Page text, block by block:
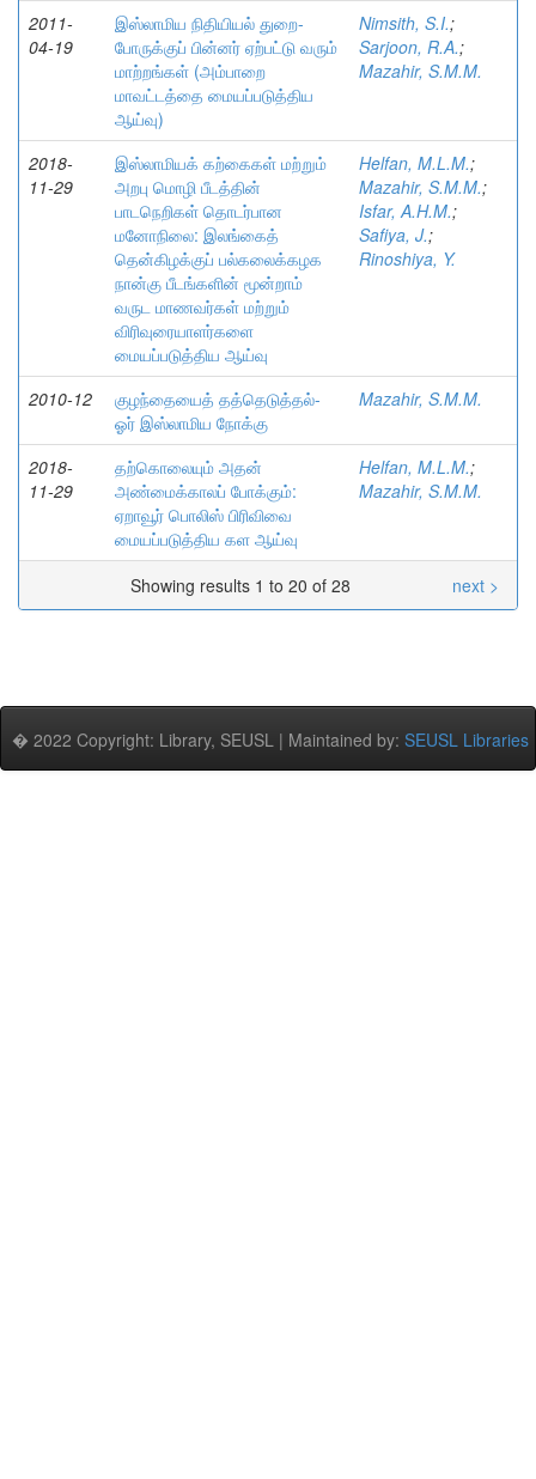
2011-
04-19
இஸ்லாமிய நிதியியல் துறை-
போருக்குப் பின்னர் ஏற்பட்டு வரும்
மாற்றங்கள் (அம்பாறை
மாவட்டத்தை மையப்படுத்திய
ஆய்வு)
Nimsith, S.I.;
Sarjoon, R.A.;
Mazahir, S.M.M.
2018-
11-29
இஸ்லாமியக் கற்கைகள் மற்றும்
அறபு மொழி பீடத்தின்
பாடநெறிகள் தொடர்பான
மனோநிலை: இலங்கைத்
தென்கிழக்குப் பல்கலைக்கழக
நான்கு பீடங்களின் மூன்றாம்
வருட மாணவர்கள் மற்றும்
விரிவுரையாளர்களை
மையப்படுத்திய ஆய்வு
Helfan, M.L.M.;
Mazahir, S.M.M.;
Isfar, A.H.M.;
Safiya, J.;
Rinoshiya, Y.
2010-12
குழந்தையைத் தத்தெடுத்தல்-
ஓர் இஸ்லாமிய நோக்கு
Mazahir, S.M.M.
2018-
11-29
தற்கொலையும் அதன்
அண்மைக்காலப் போக்கும்:
ஏறாவூர் பொலிஸ் பிரிவிவை
மையப்படுத்திய கள ஆய்வு
Helfan, M.L.M.;
Mazahir, S.M.M.
Showing results 1 to 20 of 28 next >
� 2022 Copyright: Library, SEUSL | Maintained by: SEUSL Libraries